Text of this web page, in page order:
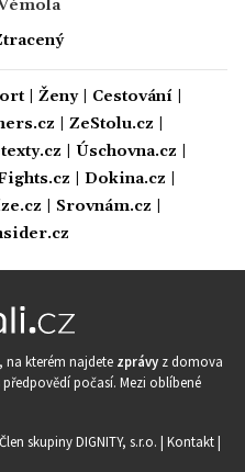
| Ženy| Cestování|
ZeStolu.cz
Úschovna.cz
Dokina.cz
Srovnám.cz
na kterém najdete zprávy z domova
předpovědí počasí. Mezi oblíbené
Člen skupiny DIGNITY, s.r.o. | Kontakt|